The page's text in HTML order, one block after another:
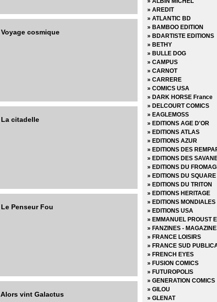
cosmique
citadelle
Penseur Fou
vint Galactus
» AREDIT
» ATLANTIC BD
» BAMBOO EDITION
» BDARTISTE EDITIONS
» BETHY
» BULLE DOG
» CAMPUS
» CARNOT
» CARRERE
» COMICS USA
» DARK HORSE France
» DELCOURT COMICS
» EAGLEMOSS
» EDITIONS AGE D'OR
» EDITIONS ATLAS
» EDITIONS AZUR
» EDITIONS DES
» EDITIONS DES
» EDITIONS DU
» EDITIONS DU SQUARE
» EDITIONS DU TRITON
» EDITIONS HERITAGE
» EDITIONS MONDIALES
» EDITIONS USA
» EMMANUEL PROUST
» FANZINES -
» FRANCE LOISIRS
» FRANCE SUD
» FRENCH EYES
» FUSION COMICS
» FUTUROPOLIS
» GENERATION COMICS
» GILOU
» GLENAT